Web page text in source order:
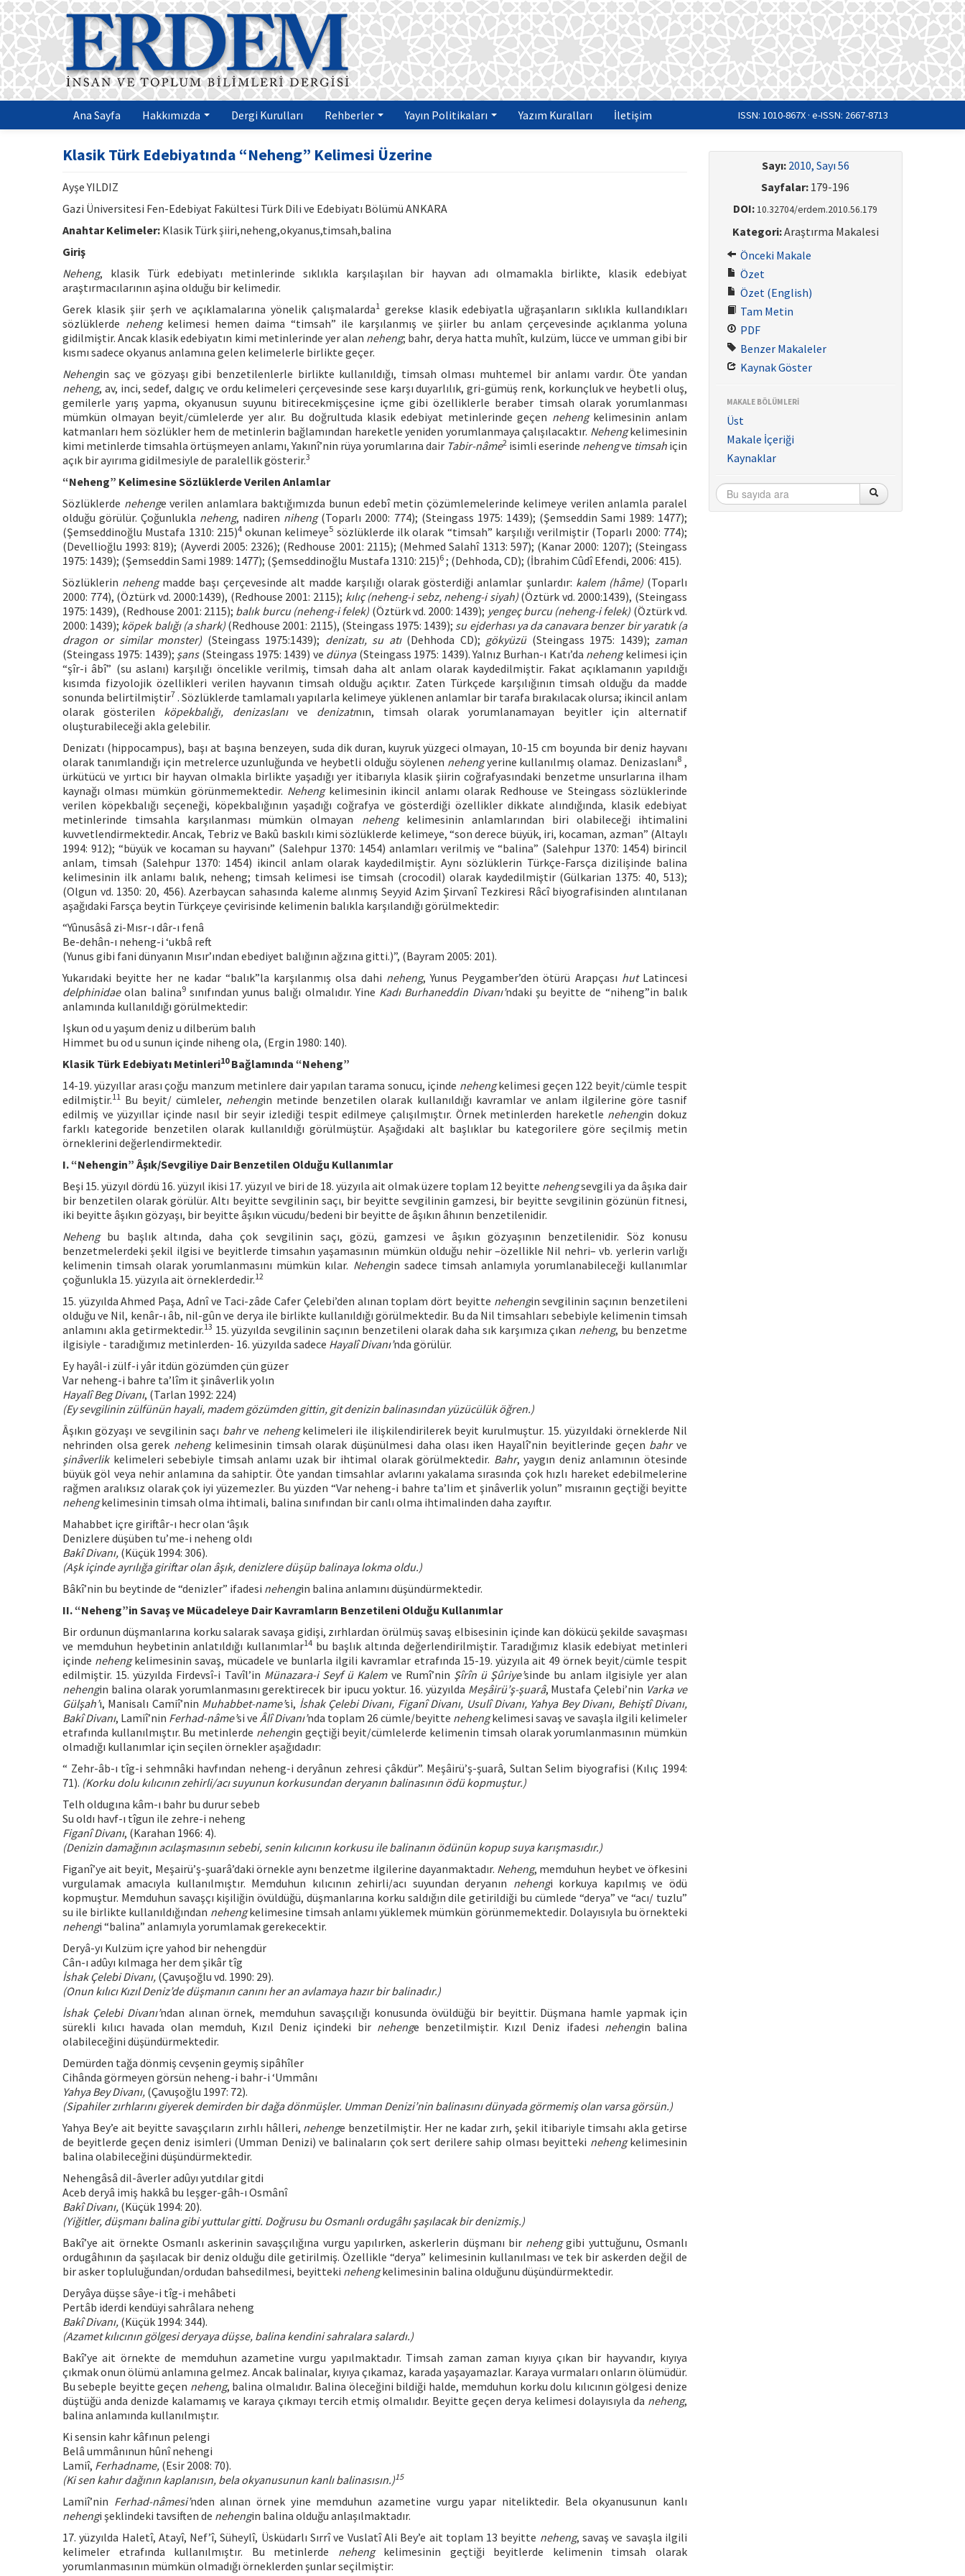
Ana Sayfa Hakkımızda Dergi Kurulları Rehberler Yayın Politikaları Yazım Kuralları İletişim ISSN: 1010-867X · e-ISSN: 2667-8713
Klasik Türk Edebiyatında “Neheng” Kelimesi Üzerine
Ayşe YILDIZ
Gazi Üniversitesi Fen-Edebiyat Fakültesi Türk Dili ve Edebiyatı Bölümü ANKARA
Anahtar Kelimeler: Klasik Türk şiiri,neheng,okyanus,timsah,balina
Giriş
Neheng, klasik Türk edebiyatı metinlerinde sıklıkla karşılaşılan bir hayvan adı olmamakla birlikte, klasik edebiyat
araştırmacılarının aşina olduğu bir kelimedir.
Gerek klasik şiir şerh ve açıklamalarına yönelik çalışmalarda1gerekse klasik edebiyatla uğraşanların sıklıkla kullandıkları
sözlüklerde nehengkelimesi hemen daima “timsah” ile karşılanmış ve şiirler bu anlam çerçevesinde açıklanma yoluna
gidilmiştir. Ancak klasik edebiyatın kimi metinlerinde yer alan neheng; bahr, derya hatta muhît, kulzüm, lücce ve umman gibi bir
kısmı sadece okyanus anlamına gelen kelimelerle birlikte geçer.
Nehengin saç ve gözyaşı gibi benzetilenlerle birlikte kullanıldığı, timsah olması muhtemel bir anlamı vardır. Öte yandan
neheng, av, inci, sedef, dalgıç ve ordu kelimeleri çerçevesinde sese karşı duyarlılık, gri-gümüş renk, korkunçluk ve heybetli oluş,
gemilerle yarış yapma, okyanusun suyunu bitirecekmişçesine içme gibi özelliklerle beraber timsah olarak yorumlanması
mümkün olmayan beyit/cümlelerde yer alır. Bu doğrultuda klasik edebiyat metinlerinde geçen nehengkelimesinin anlam
katmanları hem sözlükler hem de metinlerin bağlamından hareketle yeniden yorumlanmaya çalışılacaktır. Nehengkelimesinin
kimi metinlerde timsahla örtüşmeyen anlamı, Yakınî’nin rüya yorumlarına dair Tabir-nâme2 isimli eserinde nehengve timsah için
açık bir ayırıma gidilmesiyle de paralellik gösterir.3
“Neheng” Kelimesine Sözlüklerde Verilen Anlamlar
Sözlüklerde nehenge verilen anlamlara baktığımızda bunun edebî metin çözümlemelerinde kelimeye verilen anlamla paralel
olduğu görülür. Çoğunlukla neheng, nadiren niheng(Toparlı 2000: 774); (Steingass 1975: 1439); (Şemseddin Sami 1989: 1477);
(Şemseddinoğlu Mustafa 1310: 215)4okunan kelimeye5 sözlüklerde ilk olarak “timsah” karşılığı verilmiştir (Toparlı 2000: 774);
(Devellioğlu 1993: 819); (Ayverdi 2005: 2326); (Redhouse 2001: 2115); (Mehmed Salahî 1313: 597); (Kanar 2000: 1207); (Steingass
1975: 1439); (Şemseddin Sami 1989: 1477); (Şemseddinoğlu Mustafa 1310: 215)6 ; (Dehhoda, CD); (İbrahim Cûdî Efendi, 2006: 415).
Sözlüklerin nehengmadde başı çerçevesinde alt madde karşılığı olarak gösterdiği anlamlar şunlardır: kalem (hâme)(Toparlı
2000: 774), (Öztürk vd. 2000:1439), (Redhouse 2001: 2115); kılıç (neheng-i sebz, neheng-i siyah)(Öztürk vd. 2000:1439), (Steingass
1975: 1439), (Redhouse 2001: 2115); balık burcu (neheng-i felek) (Öztürk vd. 2000: 1439); yengeç burcu (neheng-i felek) (Öztürk vd.
2000: 1439); köpek balığı (a shark) (Redhouse 2001: 2115), (Steingass 1975: 1439); su ejderhası ya da canavara benzer bir yaratık (a
dragon or similar monster) (Steingass 1975:1439); denizatı, su atı(Dehhoda CD); gökyüzü(Steingass 1975: 1439);zaman
(Steingass 1975: 1439); şans(Steingass 1975: 1439) ve dünya(Steingass 1975: 1439). Yalnız Burhan-ı Katı’da nehengkelimesi için
“şîr-i âbî” (su aslanı) karşılığı öncelikle verilmiş, timsah daha alt anlam olarak kaydedilmiştir. Fakat açıklamanın yapıldığı
kısımda fizyolojik özellikleri verilen hayvanın timsah olduğu açıktır. Zaten Türkçede karşılığının timsah olduğu da madde
sonunda belirtilmiştir7 . Sözlüklerde tamlamalı yapılarla kelimeye yüklenen anlamlar bir tarafa bırakılacak olursa; ikincil anlam
olarak gösterilen köpekbalığı, denizaslanıve denizatının, timsah olarak yorumlanamayan beyitler için alternatif
oluşturabileceği akla gelebilir.
Denizatı (hippocampus), başı at başına benzeyen, suda dik duran, kuyruk yüzgeci olmayan, 10-15 cm boyunda bir deniz hayvanı
olarak tanımlandığı için metrelerce uzunluğunda ve heybetli olduğu söylenen nehengyerine kullanılmış olamaz. Denizaslanı8 ,
ürkütücü ve yırtıcı bir hayvan olmakla birlikte yaşadığı yer itibarıyla klasik şiirin coğrafyasındaki benzetme unsurlarına ilham
kaynağı olması mümkün görünmemektedir. Nehengkelimesinin ikincil anlamı olarak Redhouse ve Steingass sözlüklerinde
verilen köpekbalığı seçeneği, köpekbalığının yaşadığı coğrafya ve gösterdiği özellikler dikkate alındığında, klasik edebiyat
metinlerinde timsahla karşılanması mümkün olmayan nehengkelimesinin anlamlarından biri olabileceği ihtimalini
kuvvetlendirmektedir. Ancak, Tebriz ve Bakû baskılı kimi sözlüklerde kelimeye, “son derece büyük, iri, kocaman, azman” (Altaylı
1994: 912); “büyük ve kocaman su hayvanı” (Salehpur 1370: 1454) anlamları verilmiş ve “balina” (Salehpur 1370: 1454) birincil
anlam, timsah (Salehpur 1370: 1454) ikincil anlam olarak kaydedilmiştir. Aynı sözlüklerin Türkçe-Farsça dizilişinde balina
kelimesinin ilk anlamı balık, neheng; timsah kelimesi ise timsah (crocodil) olarak kaydedilmiştir (Gülkarian 1375: 40, 513);
(Olgun vd. 1350: 20, 456). Azerbaycan sahasında kaleme alınmış Seyyid Azim Şirvanî Tezkiresi Râcî biyografisinden alıntılanan
aşağıdaki Farsça beytin Türkçeye çevirisinde kelimenin balıkla karşılandığı görülmektedir:
“Yûnusâsâ zi-Mısr-ı dâr-ı fenâ
Be-dehân-ı neheng-i ‘ukbâ reft
(Yunus gibi fani dünyanın Mısır’ından ebediyet balığının ağzına gitti.)”, (Bayram 2005: 201).
Yukarıdaki beyitte her ne kadar “balık”la karşılanmış olsa dahi neheng, Yunus Peygamber’den ötürü Arapçası hutLatincesi
delphinidaeolan balina9sınıfından yunus balığı olmalıdır. Yine Kadı Burhaneddin Divanı’ndaki şu beyitte de “niheng”in balık
anlamında kullanıldığı görülmektedir:
Işkun od u yaşum deniz u dilberüm balıh
Himmet bu od u sunun içinde niheng ola, (Ergin 1980: 140).
Klasik Türk Edebiyatı Metinleri10Bağlamında “Neheng”
14-19. yüzyıllar arası çoğu manzum metinlere dair yapılan tarama sonucu, içinde nehengkelimesi geçen 122 beyit/cümle tespit
edilmiştir.11 Bu beyit/ cümleler, nehengin metinde benzetilen olarak kullanıldığı kavramlar ve anlam ilgilerine göre tasnif
edilmiş ve yüzyıllar içinde nasıl bir seyir izlediği tespit edilmeye çalışılmıştır. Örnek metinlerden hareketle nehengin dokuz
farklı kategoride benzetilen olarak kullanıldığı görülmüştür. Aşağıdaki alt başlıklar bu kategorilere göre seçilmiş metin
örneklerini değerlendirmektedir.
I. “Nehengin” Âşık/Sevgiliye Dair Benzetilen Olduğu Kullanımlar
Beşi 15. yüzyıl dördü 16. yüzyıl ikisi 17. yüzyıl ve biri de 18. yüzyıla ait olmak üzere toplam 12 beyitte nehengsevgili ya da âşıka dair
bir benzetilen olarak görülür. Altı beyitte sevgilinin saçı, bir beyitte sevgilinin gamzesi, bir beyitte sevgilinin gözünün fitnesi,
iki beyitte âşıkın gözyaşı, bir beyitte âşıkın vücudu/bedeni bir beyitte de âşıkın âhının benzetilenidir.
Nehengbu başlık altında, daha çok sevgilinin saçı, gözü, gamzesi ve âşıkın gözyaşının benzetilenidir. Söz konusu
benzetmelerdeki şekil ilgisi ve beyitlerde timsahın yaşamasının mümkün olduğu nehir –özellikle Nil nehri– vb. yerlerin varlığı
kelimenin timsah olarak yorumlanmasını mümkün kılar. Nehengin sadece timsah anlamıyla yorumlanabileceği kullanımlar
çoğunlukla 15. yüzyıla ait örneklerdedir.12
15. yüzyılda Ahmed Paşa, Adnî ve Taci-zâde Cafer Çelebi’den alınan toplam dört beyitte nehengin sevgilinin saçının benzetileni
olduğu ve Nil, kenâr-ı âb, nil-gûn ve derya ile birlikte kullanıldığı görülmektedir. Bu da Nil timsahları sebebiyle kelimenin timsah
anlamını akla getirmektedir.13 15. yüzyılda sevgilinin saçının benzetileni olarak daha sık karşımıza çıkan neheng, bu benzetme
ilgisiyle - taradığımız metinlerden- 16. yüzyılda sadece Hayalî Divanı’nda görülür.
Ey hayâl-i zülf-i yâr itdün gözümden çün güzer
Var neheng-i bahre ta’lîm it şinâverlik yolın
Hayalî Beg Divanı, (Tarlan 1992: 224)
(Ey sevgilinin zülfünün hayali, madem gözümden gittin, git denizin balinasından yüzücülük öğren.)
Âşıkın gözyaşı ve sevgilinin saçı bahrve nehengkelimeleri ile ilişkilendirilerek beyit kurulmuştur. 15. yüzyıldaki örneklerde Nil
nehrinden olsa gerek nehengkelimesinin timsah olarak düşünülmesi daha olası iken Hayalî’nin beyitlerinde geçen bahrve
şinâverlikkelimeleri sebebiyle timsah anlamı uzak bir ihtimal olarak görülmektedir. Bahr, yaygın deniz anlamının ötesinde
büyük göl veya nehir anlamına da sahiptir. Öte yandan timsahlar avlarını yakalama sırasında çok hızlı hareket edebilmelerine
rağmen aralıksız olarak çok iyi yüzemezler. Bu yüzden “Var neheng-i bahre ta’lim et şinâverlik yolun” mısraının geçtiği beyitte
nehengkelimesinin timsah olma ihtimali, balina sınıfından bir canlı olma ihtimalinden daha zayıftır.
Mahabbet içre giriftâr-ı hecr olan ‘âşık
Denizlere düşüben tu’me-i neheng oldı
Bakî Divanı, (Küçük 1994: 306).
(Aşk içinde ayrılığa giriftar olan âşık, denizlere düşüp balinaya lokma oldu.)
Bâkî’nin bu beytinde de “denizler” ifadesi nehengin balina anlamını düşündürmektedir.
II. “Neheng”in Savaş ve Mücadeleye Dair Kavramların Benzetileni Olduğu Kullanımlar
Bir ordunun düşmanlarına korku salarak savaşa gidişi, zırhlardan örülmüş savaş elbisesinin içinde kan dökücü şekilde savaşması
ve memduhun heybetinin anlatıldığı kullanımlar14 bu başlık altında değerlendirilmiştir. Taradığımız klasik edebiyat metinleri
içinde nehengkelimesinin savaş, mücadele ve bunlarla ilgili kavramlar etrafında 15-19. yüzyıla ait 49 örnek beyit/cümle tespit
edilmiştir. 15. yüzyılda Firdevsî-i Tavîl’in Münazara-i Seyf ü Kalemve Rumî’nin Şîrîn ü Şûriye’sinde bu anlam ilgisiyle yer alan
nehengin balina olarak yorumlanmasını gerektirecek bir ipucu yoktur. 16. yüzyılda Meşâirü’ş-şuarâ, Mustafa Çelebi’nin Varka ve
Gülşah’ı, Manisalı Camiî’nin Muhabbet-name’si, İshak Çelebi Divanı, Figanî Divanı, Usulî Divanı, Yahya Bey Divanı, Behiştî Divanı,
Bakî Divanı, Lamiî’nin Ferhad-nâme’si ve Âlî Divanı’nda toplam 26 cümle/beyitte nehengkelimesi savaş ve savaşla ilgili kelimeler
etrafında kullanılmıştır. Bu metinlerde nehengin geçtiği beyit/cümlelerde kelimenin timsah olarak yorumlanmasının mümkün
olmadığı kullanımlar için seçilen örnekler aşağıdadır:
“ Zehr-âb-ı tîg-i sehmnâki havfından neheng-i deryânun zehresi çâkdür”. Meşâirü’ş-şuarâ, Sultan Selim biyografisi (Kılıç 1994:
71). (Korku dolu kılıcının zehirli/acı suyunun korkusundan deryanın balinasının ödü kopmuştur.)
Telh oldugına kâm-ı bahr bu durur sebeb
Su oldı havf-ı tîgun ile zehre-i neheng
Figanî Divanı, (Karahan 1966: 4).
(Denizin damağının acılaşmasının sebebi, senin kılıcının korkusu ile balinanın ödünün kopup suya karışmasıdır.)
Figanî’ye ait beyit, Meşairü’ş-şuarâ’daki örnekle aynı benzetme ilgilerine dayanmaktadır. Neheng, memduhun heybet ve öfkesini
vurgulamak amacıyla kullanılmıştır. Memduhun kılıcının zehirli/acı suyundan deryanın nehengi korkuya kapılmış ve ödü
kopmuştur. Memduhun savaşçı kişiliğin övüldüğü, düşmanlarına korku saldığın dile getirildiği bu cümlede “derya” ve “acı/ tuzlu”
su ile birlikte kullanıldığından nehengkelimesine timsah anlamı yüklemek mümkün görünmemektedir. Dolayısıyla bu örnekteki
nehengi “balina” anlamıyla yorumlamak gerekecektir.
Deryâ-yı Kulzüm içre yahod bir nehengdür
Cân-ı adûyı kılmaga her dem şikâr tîg
İshak Çelebi Divanı, (Çavuşoğlu vd. 1990: 29).
(Onun kılıcı Kızıl Deniz’de düşmanın canını her an avlamaya hazır bir balinadır.)
İshak Çelebi Divanı’ndan alınan örnek, memduhun savaşçılığı konusunda övüldüğü bir beyittir. Düşmana hamle yapmak için
sürekli kılıcı havada olan memduh, Kızıl Deniz içindeki bir nehenge benzetilmiştir. Kızıl Deniz ifadesi nehengin balina
olabileceğini düşündürmektedir.
Demürden tağa dönmiş cevşenin geymiş sipâhîler
Cihânda görmeyen görsün neheng-i bahr-i ‘Ummânı
Yahya Bey Divanı, (Çavuşoğlu 1997: 72).
(Sipahiler zırhlarını giyerek demirden bir dağa dönmüşler. Umman Denizi’nin balinasını dünyada görmemiş olan varsa görsün.)
Yahya Bey’e ait beyitte savaşçıların zırhlı hâlleri, nehenge benzetilmiştir. Her ne kadar zırh, şekil itibariyle timsahı akla getirse
de beyitlerde geçen deniz isimleri (Umman Denizi) ve balinaların çok sert derilere sahip olması beyitteki nehengkelimesinin
balina olabileceğini düşündürmektedir.
Nehengâsâ dil-âverler adûyı yutdılar gitdi
Aceb deryâ imiş hakkâ bu leşger-gâh-ı Osmânî
Bakî Divanı, (Küçük 1994: 20).
(Yiğitler, düşmanı balina gibi yuttular gitti. Doğrusu bu Osmanlı ordugâhı şaşılacak bir denizmiş.)
Bakî’ye ait örnekte Osmanlı askerinin savaşçılığına vurgu yapılırken, askerlerin düşmanı bir nehenggibi yuttuğunu, Osmanlı
ordugâhının da şaşılacak bir deniz olduğu dile getirilmiş. Özellikle “derya” kelimesinin kullanılması ve tek bir askerden değil de
bir asker topluluğundan/ordudan bahsedilmesi, beyitteki nehengkelimesinin balina olduğunu düşündürmektedir.
Deryâya düşse sâye-i tîg-i mehâbeti
Pertâb iderdi kendüyi sahrâlara neheng
Bakî Divanı, (Küçük 1994: 344).
(Azamet kılıcının gölgesi deryaya düşse, balina kendini sahralara salardı.)
Bakî’ye ait örnekte de memduhun azametine vurgu yapılmaktadır. Timsah zaman zaman kıyıya çıkan bir hayvandır, kıyıya
çıkmak onun ölümü anlamına gelmez. Ancak balinalar, kıyıya çıkamaz, karada yaşayamazlar. Karaya vurmaları onların ölümüdür.
Bu sebeple beyitte geçen neheng, balina olmalıdır. Balina öleceğini bildiği halde, memduhun korku dolu kılıcının gölgesi denize
düştüğü anda denizde kalamamış ve karaya çıkmayı tercih etmiş olmalıdır. Beyitte geçen derya kelimesi dolayısıyla da neheng,
balina anlamında kullanılmıştır.
Ki sensin kahr kâfınun pelengi
Belâ ummânınun hûnî nehengi
Lamiî, Ferhadname, (Esir 2008: 70).
(Ki sen kahır dağının kaplanısın, bela okyanusunun kanlı balinasısın.)15
Lamiî’nin Ferhad-nâmesi’nden alınan örnek yine memduhun azametine vurgu yapar niteliktedir. Bela okyanusunun kanlı
nehengi şeklindeki tavsiften de nehengin balina olduğu anlaşılmaktadır.
17. yüzyılda Haletî, Atayî, Nef’î, Süheylî, Üsküdarlı Sırrî ve Vuslatî Ali Bey’e ait toplam 13 beyitte neheng, savaş ve savaşla ilgili
kelimeler etrafında kullanılmıştır. Bu metinlerde nehengkelimesinin geçtiği beyitlerde kelimenin timsah olarak
yorumlanmasının mümkün olmadığı örneklerden şunlar seçilmiştir:
Sayı: 2010, Sayı 56
Sayfalar: 179-196
DOI: 10.32704/erdem.2010.56.179
Kategori:Araştırma Makalesi
Önceki Makale
Özet
Özet (English)
Tam Metin
PDF
Benzer Makaleler
Kaynak Göster
MAKALE BÖLÜMLERİ
Üst
Makale İçeriği
Kaynaklar